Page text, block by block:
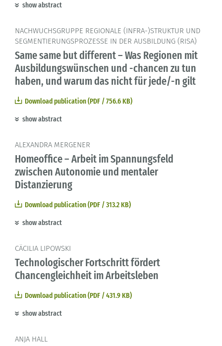
show abstract
NACHWUCHSGRUPPE REGIONALE (INFRA-)STRUKTUR UND
SEGMENTIERUNGSPROZESSE IN DER AUSBILDUNG (RISA)
Same same but different – Was Regionen mit
Ausbildungswünschen und -chancen zu tun
haben, und warum das nicht für jede/-n gilt
Download publication (PDF / 756.6 KB)
show abstract
ALEXANDRA MERGENER
Homeoffice – Arbeit im Spannungsfeld
zwischen Autonomie und mentaler
Distanzierung
Download publication (PDF / 313.2 KB)
show abstract
CÄCILIA LIPOWSKI
Technologischer Fortschritt fördert
Chancengleichheit im Arbeitsleben
Download publication (PDF / 431.9 KB)
show abstract
ANJA HALL